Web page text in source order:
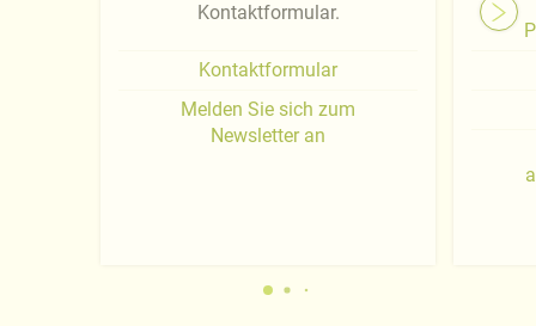
Kontaktformular.
Kontaktformular
Melden Sie sich zum
Newsletter an